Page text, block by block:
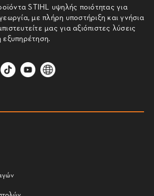
STIHL υψηλής ποιότητας για
με πλήρη υποστήριξη και γνήσια
μας για αξιόπιστες λύσεις
εξυπηρέτηση.